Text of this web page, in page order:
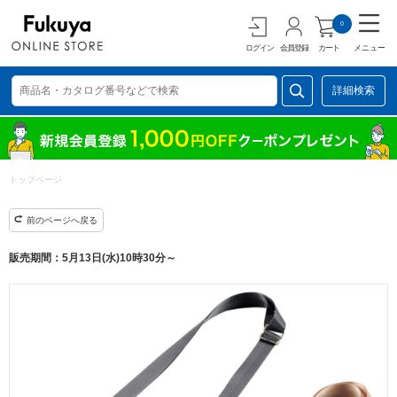
ログイン 会員登録 カート
0
メニュー
詳細検索
トップページ
前のページへ戻る
販売期間：5月13日(水)10時30分～